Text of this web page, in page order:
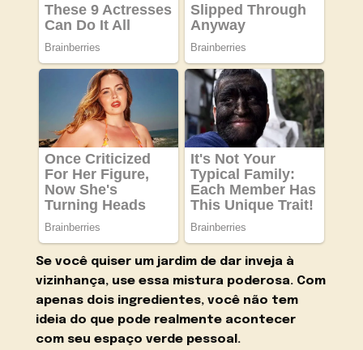
Se você quiser um jardim de dar inveja à
vizinhança, use essa mistura poderosa. Com
apenas dois ingredientes, você não tem
ideia do que pode realmente acontecer
com seu espaço verde pessoal.